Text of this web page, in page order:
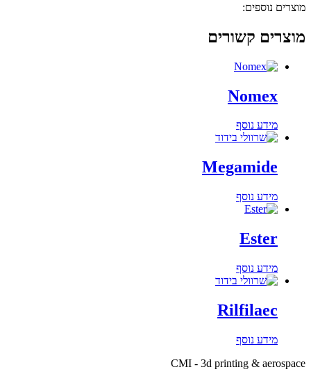
מוצרים נוספים:
מוצרים קשורים
Nomex
מידע נוסף
Megamide
מידע נוסף
Ester
מידע נוסף
Rilfilaec
מידע נוסף
CMI - 3d printing & aerospace